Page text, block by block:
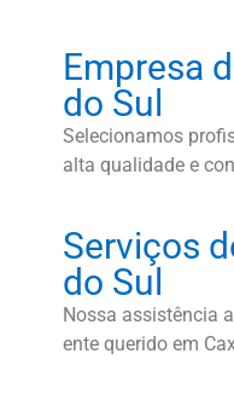
Empresa
do Sul
Selecionamos
alta qualidade e
Serviços
do Sul
Nossa assistência
ente querido em